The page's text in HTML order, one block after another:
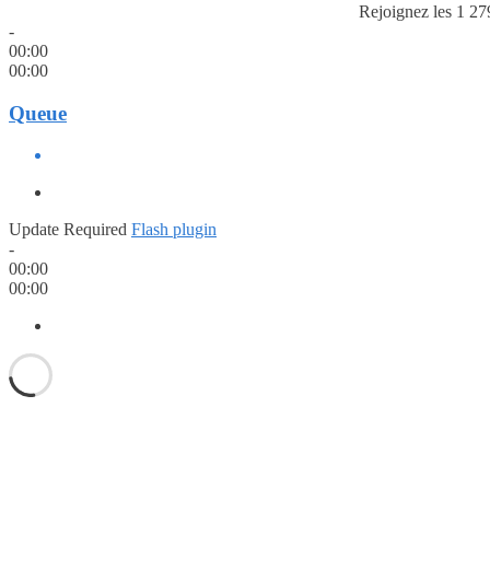
Rejoignez les 1
-
00:00
00:00
Queue
Update Required Flash plugin
-
00:00
00:00